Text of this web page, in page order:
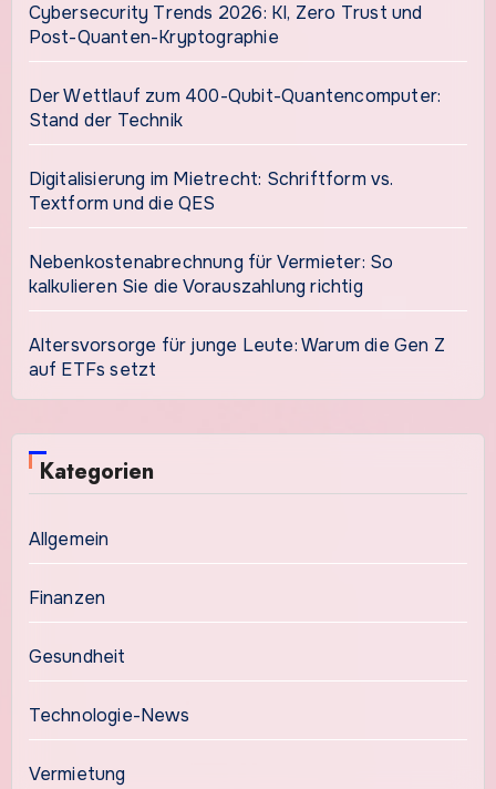
Cybersecurity Trends 2026: KI, Zero Trust und
Post-Quanten-Kryptographie
Der Wettlauf zum 400-Qubit-Quantencomputer:
Stand der Technik
Digitalisierung im Mietrecht: Schriftform vs.
Textform und die QES
Nebenkostenabrechnung für Vermieter: So
kalkulieren Sie die Vorauszahlung richtig
Altersvorsorge für junge Leute: Warum die Gen Z
auf ETFs setzt
Kategorien
Allgemein
Finanzen
Gesundheit
Technologie-News
Vermietung